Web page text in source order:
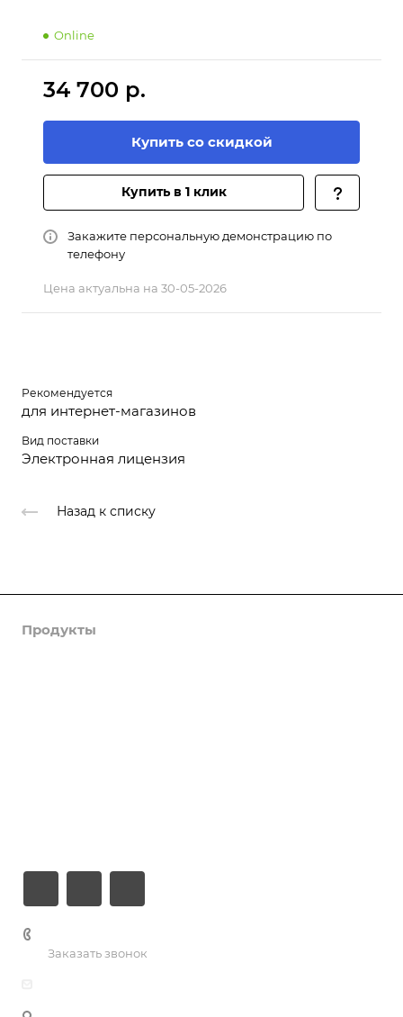
Online
34 700 р.
Купить со скидкой
Купить в 1 клик
Закажите персональную демонстрацию по
телефону
Цена актуальна на 30-05-2026
Рекомендуется
для интернет-магазинов
Вид поставки
Электронная лицензия
Назад к списку
Продукты
Заказать звонок